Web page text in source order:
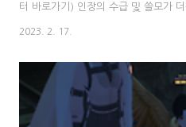
터 바로가기) 인장의 수급 및 쓸모가
떤 아이템을 사는게 좋은건지 효율을
월요일 상점에서 구매할 수 있는 '고
모험가의 인장 18개로 주 1회 구입 가
금 효율을 따져 환산해보면 고급 가죽
10개에 55만 골드, 55만 골드를 모험
2023. 2. 17.